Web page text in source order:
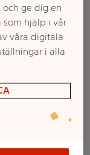
ge dig en
som hjälp i vår
våra digitala
i alla